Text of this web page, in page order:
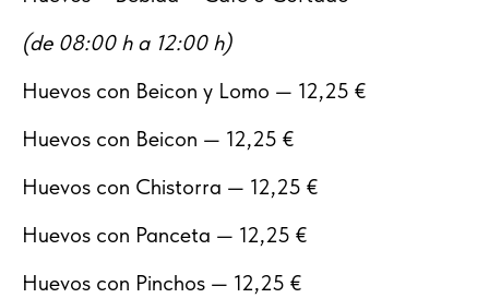
(de 08:00 h a 12:00 h)
Huevos con Beicon y Lomo — 12,25 €
Huevos con Beicon — 12,25 €
Huevos con Chistorra — 12,25 €
Huevos con Panceta — 12,25 €
Huevos con Pinchos — 12,25 €